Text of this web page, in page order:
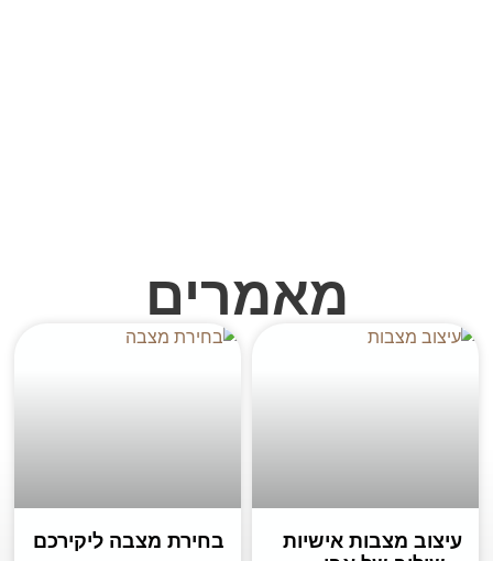
מאמרים
עיצוב מצבות אישיות
בחירת מצבה ליקירכם